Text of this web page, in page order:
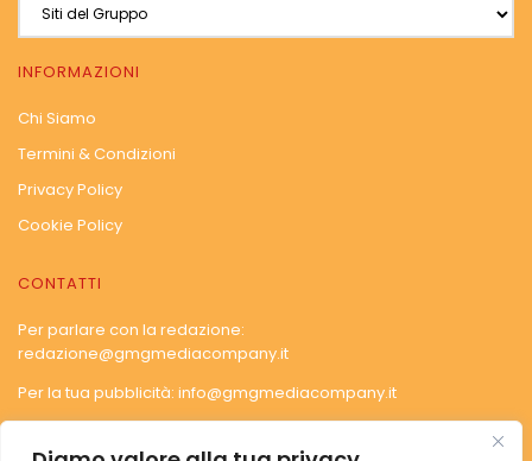
INFORMAZIONI
Chi Siamo
Termini & Condizioni
Privacy Policy
Cookie Policy
CONTATTI
Per parlare con la redazione:
redazione@gmgmediacompany.it
Per la tua pubblicità: info@gmgmediacompany.it